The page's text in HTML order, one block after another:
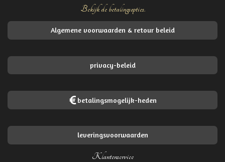
Bekijk de betalingsopties.
Algemene voorwaarden & retour beleid
privacy-beleid
betalingsmogelijk-heden
leveringsvoorwaarden
Klantenservice